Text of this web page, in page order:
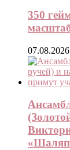
350
07.08.2026